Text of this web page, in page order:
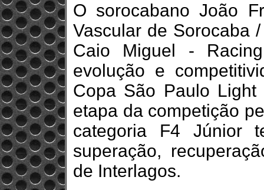
O sorocabano João
Vascular de Sorocaba
Caio Miguel -
evolução e
Copa São Paulo
etapa da competição
categoria F4 Júnior
superação,
de Interlagos.